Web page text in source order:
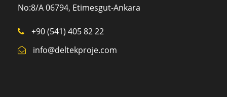
No:8/A 06794, Etimesgut-Ankara
+90 (541) 405 82 22
info@deltekproje.com